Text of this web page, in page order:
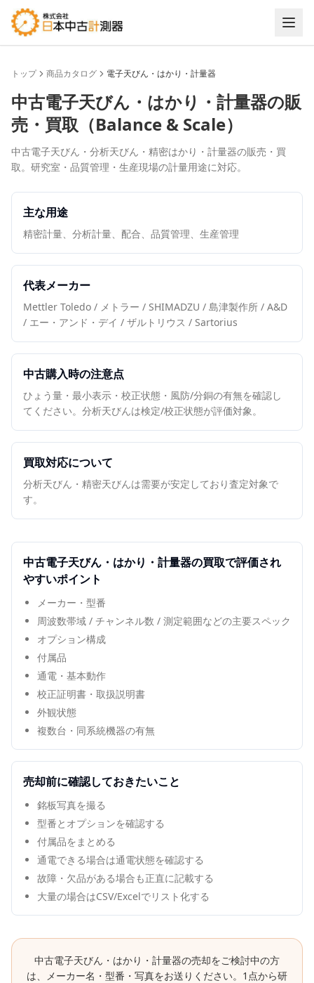
トップ 商品カタログ 電子天びん・はかり・計量器
中古電子天びん・はかり・計量器の販
売・買取（Balance & Scale）
中古電子天びん・分析天びん・精密はかり・計量器の販売・買
取。研究室・品質管理・生産現場の計量用途に対応。
主な用途
精密計量、分析計量、配合、品質管理、生産管理
代表メーカー
Mettler Toledo / メトラー / SHIMADZU / 島津製作所 / A&D
/ エー・アンド・デイ / ザルトリウス / Sartorius
中古購入時の注意点
ひょう量・最小表示・校正状態・風防/分銅の有無を確認し
てください。分析天びんは検定/校正状態が評価対象。
買取対応について
分析天びん・精密天びんは需要が安定しており査定対象で
す。
中古電子天びん・はかり・計量器の買取で評価され
やすいポイント
メーカー・型番
周波数帯域 / チャンネル数 / 測定範囲などの主要スペック
オプション構成
付属品
通電・基本動作
校正証明書・取扱説明書
外観状態
複数台・同系統機器の有無
売却前に確認しておきたいこと
銘板写真を撮る
型番とオプションを確認する
付属品をまとめる
通電できる場合は通電状態を確認する
故障・欠品がある場合も正直に記載する
大量の場合はCSV/Excelでリスト化する
中古電子天びん・はかり・計量器の売却をご検討中の方
は、メーカー名・型番・写真をお送りください。1点から研